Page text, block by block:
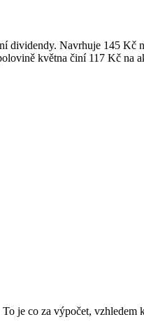
Navrhuje 145
května činí 117 Kč na
je co za výpočet, vzhledem